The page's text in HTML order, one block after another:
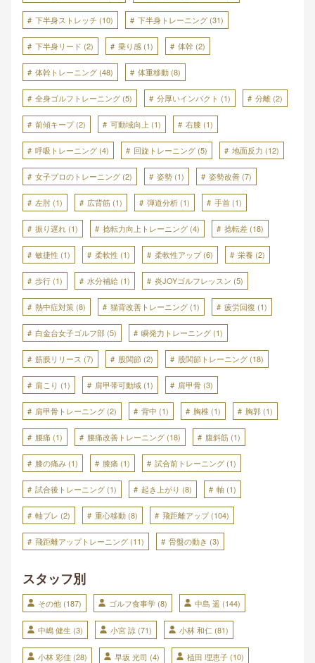
下半身ストレッチ (10) 下半身トレーニング (31)
下半身リード (2) 乗り感 (1) 体幹 (2)
体幹トレーニング (48) 体重移動 (8)
全身ゴルフトレーニング (5) 分厚いインパクト (1) 分離 (2)
前傾キープ(2) 可動域向上 (1) 右膝 (1)
呼吸トレーニング (4) 回旋トレーニング (5) 地面反力 (12)
女子プロのトレーニング (2) 姿勢 (1) 姿勢改善 (7)
左肘 (1) 広背筋 (1) 弾道分析 (1) 手首 (1)
振り遅れ (1) 捻転力向上トレーニング (4) 捻転差 (18)
敏捷性 (1) 柔軟性 (1) 柔軟性アップ(6) 栄養 (2)
歩行 (1) 水分補給 (1) 炎JOYゴルフレッスン (5)
熱中症対策 (8) 猫背改善トレーニング (1) 疲労回復 (1)
白金台女子ゴルフ部 (5) 瞬発力トレーニング (1)
筋膜リリース (7) 股関節 (2) 股関節トレーニング (18)
肩こり (1) 肩甲帯可動域 (1) 肩甲骨 (3)
肩甲骨トレーニング (2) 背中 (1) 胸椎 (1) 胸郭 (1)
腰痛 (1) 腰痛改善トレーニング (18) 腹斜筋 (1)
膝の痛み (1) 膝痛 (1) 試合前トレーニング (1)
試合後トレーニング (1) 起き上がり (8) 軸 (1)
軸ブレ (2) 重心移動 (8) 飛距離アップ(104)
飛距離アップトレーニング (11) 骨盤の動き (3)
スタッフ別
その他 (187) ゴルフ食事学 (8) 中島 遥 (144)
中嶋 健生 (3) 小宮 諒 (71) 小林 和仁 (81)
小林 彩佳 (28) 早坂 光司 (4) 植田 理恵子 (10)